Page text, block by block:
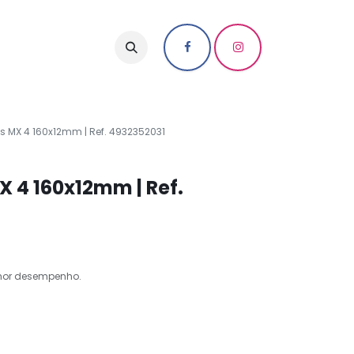
MX 4 160x12mm | Ref. 4932352031
4 160x12mm | Ref.
desempenho.